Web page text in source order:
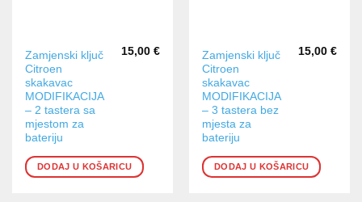
Zamjenski ključ
Citroen
skakavac
MODIFIKACIJA
– 2 tastera sa
mjestom za
bateriju
15,00 €
DODAJ U KOŠARICU
Zamjenski ključ
Citroen
skakavac
MODIFIKACIJA
– 3 tastera bez
mjesta za
bateriju
15,00 €
DODAJ U KOŠARICU